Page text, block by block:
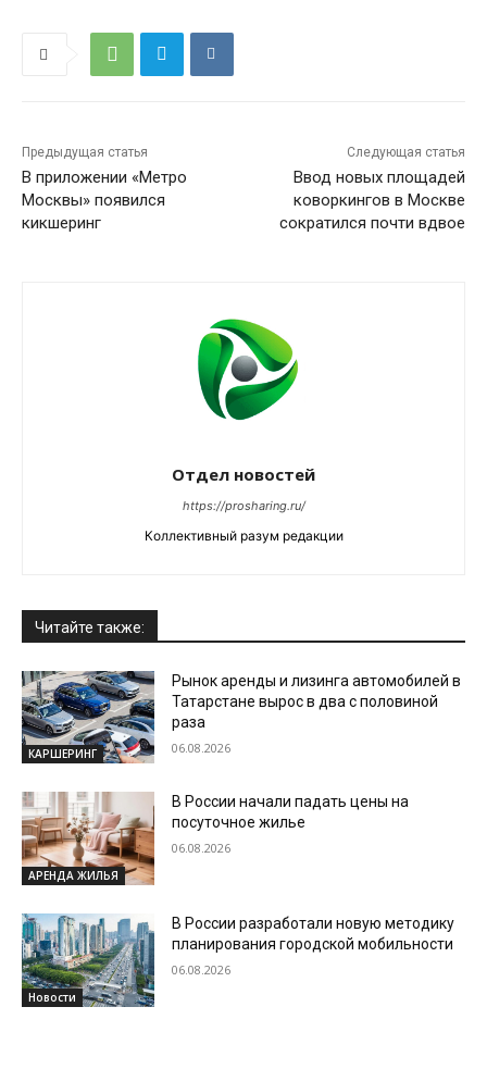
Предыдущая статья
В приложении «Метро
Москвы» появился
кикшеринг
Следующая статья
Ввод новых площадей
коворкингов в Москве
сократился почти вдвое
Отдел новостей
https://prosharing.ru/
Коллективный разум редакции
Читайте также:
КАРШЕРИНГ
Рынок аренды и лизинга автомобилей в
Татарстане вырос в два с половиной
раза
06.08.2026
АРЕНДА ЖИЛЬЯ
В России начали падать цены на
посуточное жилье
06.08.2026
Новости
В России разработали новую методику
планирования городской мобильности
06.08.2026